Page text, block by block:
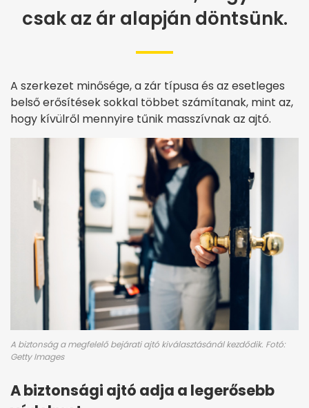
csak az ár alapján döntsünk.
A szerkezet minősége, a zár típusa és az esetleges
belső erősítések sokkal többet számítanak, mint az,
hogy kívülről mennyire tűnik masszívnak az ajtó.
A biztonság a megfelelő bejárati ajtó kiválasztásánál kezdődik. Fotó:
Getty Images
A biztonsági ajtó adja a legerősebb